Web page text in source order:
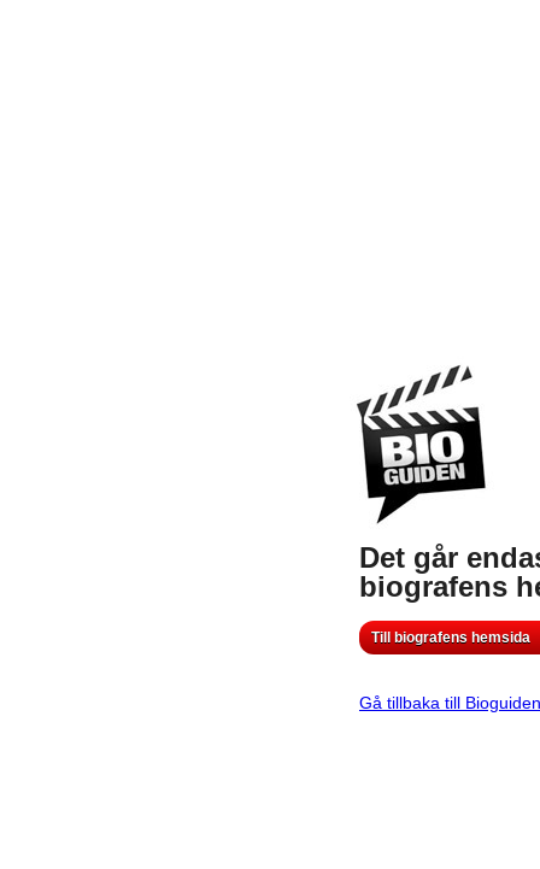
Det går
biografens
Till biografens hemsida
Gå tillbaka till Bioguiden